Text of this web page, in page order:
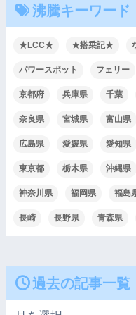
沸騰キーワード
★LCC★ ★搭乗記★
パワースポット フェリー
京都府 兵庫県 千葉
奈良県 宮城県 富山県
広島県 愛媛県 愛知県
東京都 栃木県 沖縄県
神奈川県 福岡県 福島
長崎 長野県 青森県
過去の記事一覧